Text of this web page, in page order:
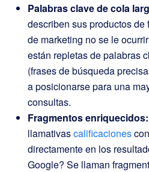
Palabras clave de cola
describen sus productos
de marketing no se le
están repletas de palabras
(frases de búsqueda
a posicionarse para una
consultas.
Fragmentos enriquecidos:
llamativascalificaciones
directamente en los
Google? Se llaman